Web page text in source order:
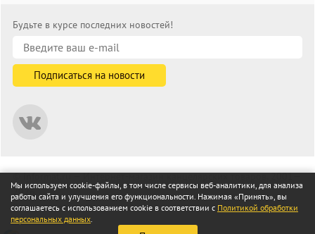
Будьте в курсе последних новостей!
© informat.ru — Интернет-магазин канцелярских товаров. 2001—
2026
Все права защищены
Мы используем cookie-файлы, в том числе сервисы веб-аналитики, для анализа
работы сайта и улучшения его функциональности. Нажимая «Принять», вы
соглашаетесь с использованием cookie в соответствии с Политикой обработки
персональных данных.